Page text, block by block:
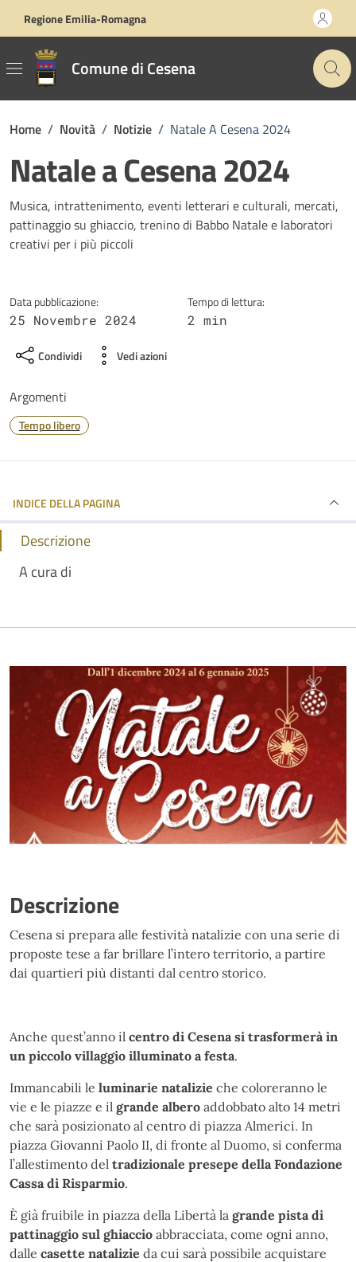
Regione Emilia-Romagna
Comune di Cesena
Home / Novità / Notizie / Natale A Cesena 2024
Natale a Cesena 2024
Dettagli della notizia
Musica, intrattenimento, eventi letterari e culturali, mercati,
pattinaggio su ghiaccio, trenino di Babbo Natale e laboratori
creativi per i più piccoli
Data pubblicazione:
25 Novembre 2024
Tempo di lettura:
2 min
Condividi Vedi azioni
Argomenti
Tempo libero
INDICE DELLA PAGINA
Descrizione
A cura di
Descrizione
Cesena si prepara alle festività natalizie con una serie di
proposte tese a far brillare l’intero territorio, a partire
dai quartieri più distanti dal centro storico.
Anche quest’anno il centro di Cesena si trasformerà in
un piccolo villaggio illuminato a festa.
Immancabili le luminarie natalizie che coloreranno le
vie e le piazze e il grande albero addobbato alto 14 metri
che sarà posizionato al centro di piazza Almerici. In
piazza Giovanni Paolo II, di fronte al Duomo, si conferma
l’allestimento del tradizionale presepe della Fondazione
Cassa di Risparmio.
È già fruibile in piazza della Libertà la grande pista di
pattinaggio sul ghiaccio abbracciata, come ogni anno,
dalle casette natalizie da cui sarà possibile acquistare